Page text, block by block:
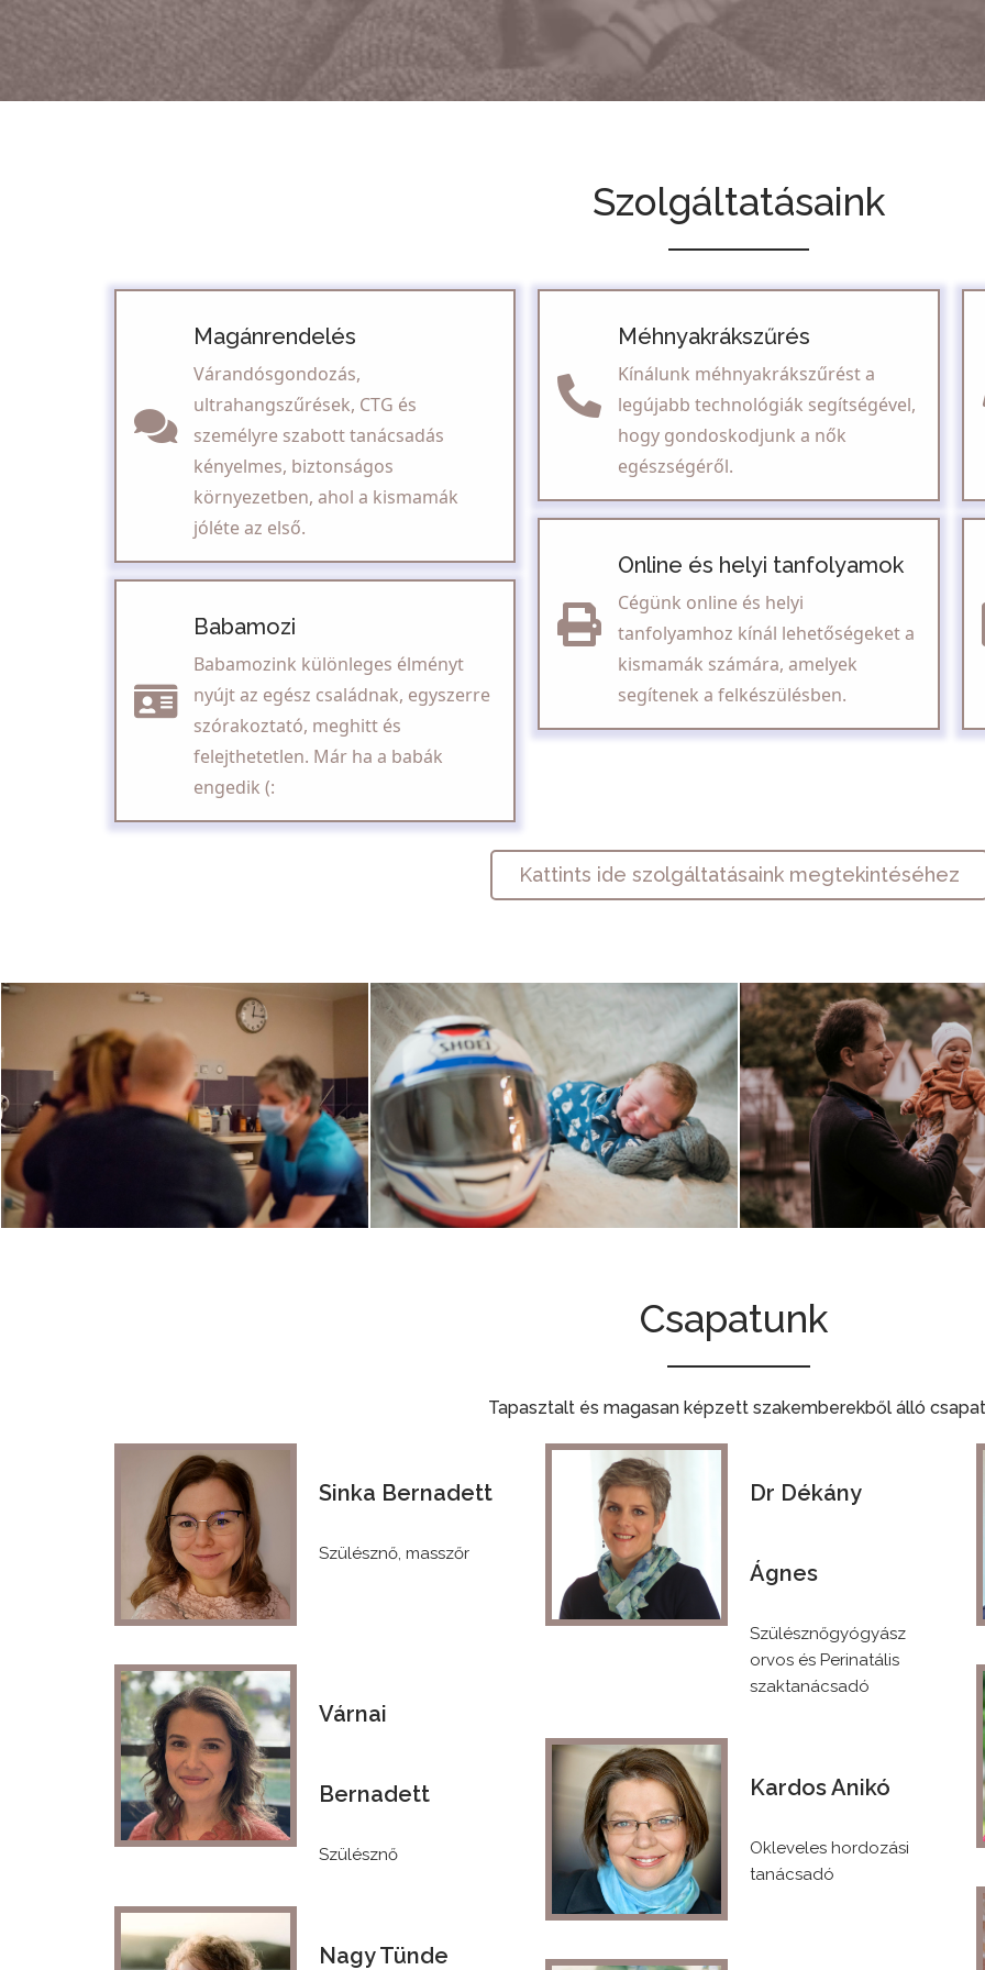
Szolgáltatásaink
Magánrendelés
Várandósgondozás,
ultrahangszűrések, CTG és
személyre szabott tanácsadás
kényelmes, biztonságos
környezetben, ahol a kismamák
jóléte az első.
Babamozi
Babamozink különleges élményt
nyújt az egész családnak, egyszerre
szórakoztató, meghitt és
felejthetetlen. Már ha a babák
engedik (:
Méhnyakrákszűrés
Kínálunk méhnyakrákszűrést a
legújabb technológiák segítségével,
hogy gondoskodjunk a nők
egészségéről.
Online és helyi tanfolyamok
Cégünk online és helyi
tanfolyamhoz kínál lehetőségeket a
kismamák számára, amelyek
segítenek a felkészülésben.
Kattints ide szolgáltatásaink megtekintéséhez
Csapatunk
Tapasztalt és magasan képzett szakemberekből álló
Klikk!
Sinka Bernadett
Szülésznő, masszőr
Klikk!
Várnai
Bernadett
Szülésznő
Nagy Tünde
Klikk!
Dr Dékány
Ágnes
Szülésznőgyógyász
orvos és Perinatális
szaktanácsadó
Klikk!
Kardos Anikó
Okleveles hordozási
tanácsadó